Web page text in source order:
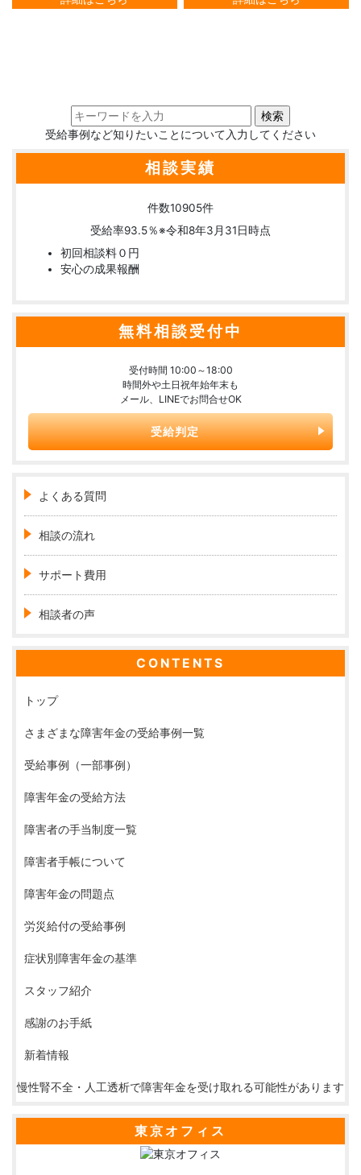
受給事例など知りたいことについて入力してください
相談実績
件数10905件
受給率93.5％※令和8年3月31日時点
初回相談料０円
安心の成果報酬
無料相談受付中
受付時間 10:00～18:00
時間外や土日祝年始年末も
メール、LINEでお問合せOK
受給判定
よくある質問
相談の流れ
サポート費用
相談者の声
CONTENTS
トップ
さまざまな障害年金の受給事例一覧
受給事例（一部事例）
障害年金の受給方法
障害者の手当制度一覧
障害者手帳について
障害年金の問題点
労災給付の受給事例
症状別障害年金の基準
スタッフ紹介
感謝のお手紙
新着情報
慢性腎不全・人工透析で障害年金を受け取れる可能性があります
東京オフィス